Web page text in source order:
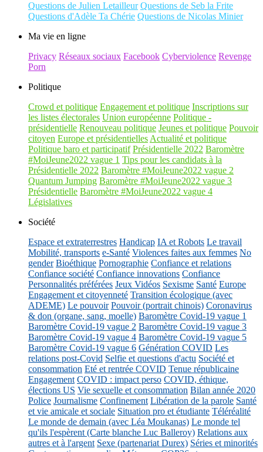
Questions de Julien Letailleur Questions de Seb la Frite
Questions d'Adèle Ta Chérie Questions de Nicolas Minier
Ma vie en ligne
Privacy Réseaux sociaux Facebook Cyberviolence Revenge
Porn
Politique
Crowd et politique Engagement et politique Inscriptions sur
les listes électorales Union européenne Politique -
présidentielle Renouveau politique Jeunes et politique Pouvoir
citoyen Europe et présidentielles Actualité et politique
Politique baro et participatif Présidentielle 2022 Baromètre
#MoiJeune2022 vague 1 Tips pour les candidats à la
Présidentielle 2022 Baromètre #MoiJeune2022 vague 2
Quantum Jumping Baromètre #MoiJeune2022 vague 3
Présidentielle Baromètre #MoiJeune2022 vague 4
Législatives
Société
Espace et extraterrestres Handicap IA et Robots Le travail
Mobilité, transports e-Santé Violences faites aux femmes No
gender Bioéthique Pornographie Confiance et relations
Confiance société Confiance innovations Confiance
Personnalités préférées Jeux Vidéos Sexisme Santé Europe
Engagement et citoyenneté Transition écologique (avec
ADEME) Le pouvoir Pouvoir (portrait chinois) Coronavirus
& don (organe, sang, moelle) Baromètre Covid-19 vague 1
Baromètre Covid-19 vague 2 Baromètre Covid-19 vague 3
Baromètre Covid-19 vague 4 Baromètre Covid-19 vague 5
Baromètre Covid-19 vague 6 Génération COVID Les
relations post-Covid Selfie et questions d'actu Société et
consommation Eté et rentrée COVID Tenue républicaine
Engagement COVID : impact perso COVID, éthique,
élections US Vie sexuelle et consommation Bilan année 2020
Police Journalisme Confinement Libération de la parole Santé
et vie amicale et sociale Situation pro et étudiante Téléréalité
Le monde de demain (avec Léa Moukanas) Le monde tel
qu'ils l'espèrent (Carte blanche Luc Balleroy) Relations aux
autres et à l'argent Sexe (partenariat Durex) Séries et minorités